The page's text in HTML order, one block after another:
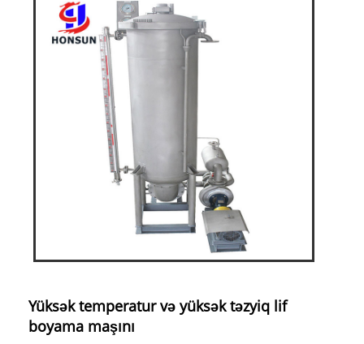
Yüksək temperatur və yüksək təzyiq lif
boyama maşını